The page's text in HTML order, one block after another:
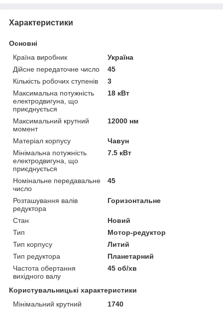
Характеристики
Основні
Країна виробник
Україна
Дійсне передаточне число
45
Кількість робочих ступенів
3
Максимальна потужність
електродвигуна, що
приєднується
18 кВт
Максимальний крутний
момент
12000 нм
Матеріал корпусу
Чавун
Мінімальна потужність
електродвигуна, що
приєднується
7.5 кВт
Номінальне передавальне
число
45
Розташування валів
редуктора
Горизонтальне
Стан
Новий
Тип
Мотор-редуктор
Тип корпусу
Литий
Тип редуктора
Планетарний
Частота обертання
вихідного валу
45 об/хв
Користувальницькі характеристики
Мінімальний крутний
1740